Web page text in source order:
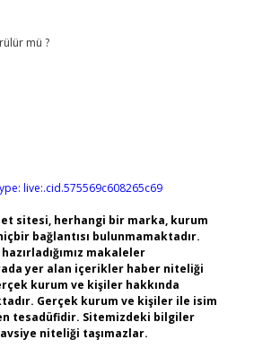
mü ?
live:.cid.575569c608265c69
sitesi, herhangi bir marka, kurum
bağlantısı bulunmamaktadır.
makaleler
yer alan içerikler haber niteliği
kurum ve kişiler hakkında
Gerçek kurum ve kişiler ile isim
tesadüfidir. Sitemizdeki bilgiler
niteliği taşımazlar.